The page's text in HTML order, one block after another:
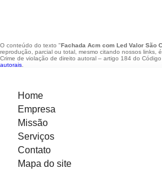
O conteúdo do texto "Fachada Acm com Led Valor São
reprodução, parcial ou total, mesmo citando nossos links,
Crime de violação de direito autoral – artigo 184 do
autorais
Home
Empresa
Missão
Serviços
Contato
Mapa do site